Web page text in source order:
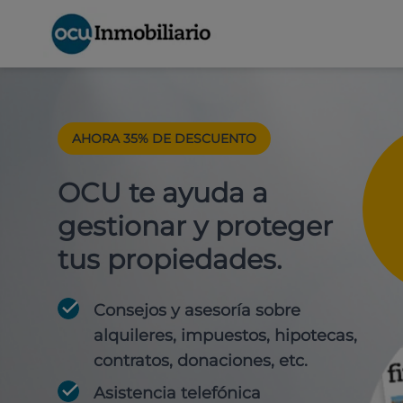
AHORA 35% DE DESCUENTO
OCU te ayuda a
gestionar y proteger
tus propiedades.
Consejos y asesoría sobre
alquileres, impuestos, hipotecas,
contratos, donaciones, etc.
Asistencia telefónica